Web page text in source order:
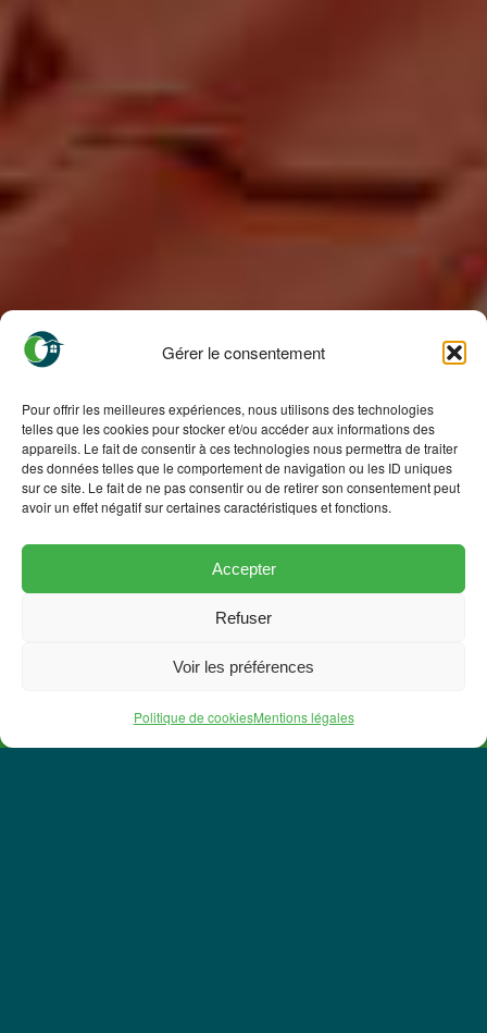
Gérer le consentement
Pour offrir les meilleures expériences, nous utilisons des technologies
telles que les cookies pour stocker et/ou accéder aux informations des
appareils. Le fait de consentir à ces technologies nous permettra de traiter
des données telles que le comportement de navigation ou les ID uniques
sur ce site. Le fait de ne pas consentir ou de retirer son consentement peut
avoir un effet négatif sur certaines caractéristiques et fonctions.
Accepter
Refuser
Voir les préférences
Politique de cookiesMentions légales
02 28 24 70 28